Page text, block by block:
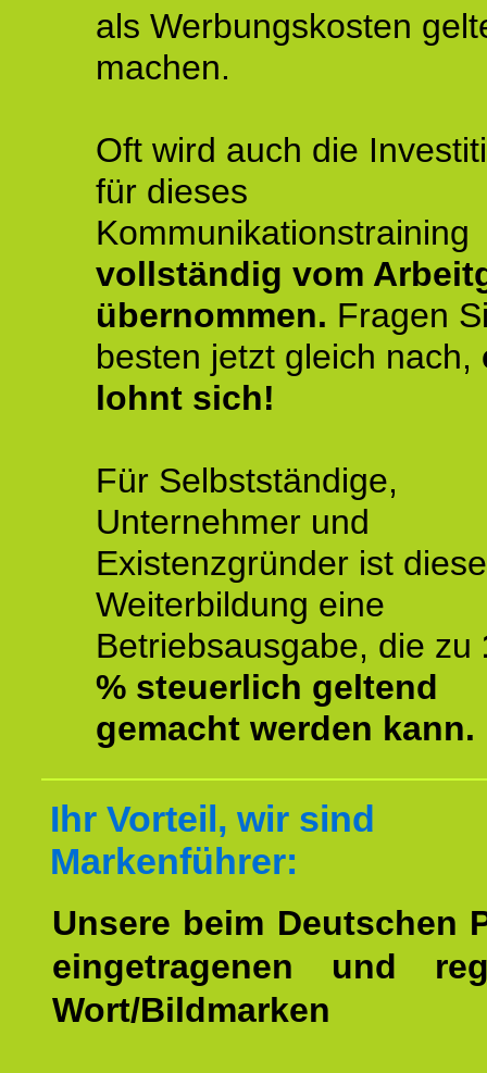
als Werbungskosten
machen.
Oft wird auch die
für dieses
Kommunikationstraining
vollständig vom
übernommen. Fragen
besten jetzt gleich nach,
lohnt sich!
Für Selbstständige,
Unternehmer und
Existenzgründer ist diese
Weiterbildung eine
Betriebsausgabe, die zu
% steuerlich geltend
gemacht werden kann.
Ihr Vorteil, wir sind
Markenführer:
Unsere beim Deutschen
eingetragenen und
Wort/Bildmarken